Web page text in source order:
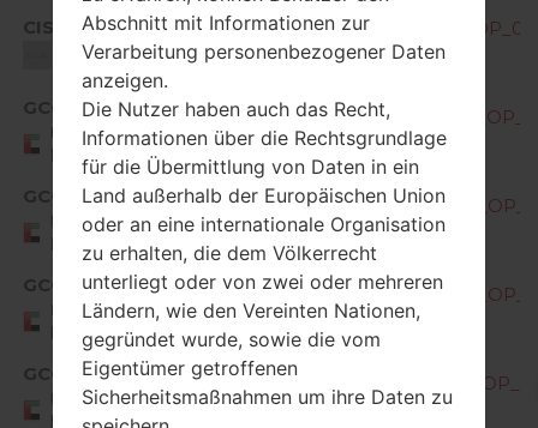
CIS
Unknown
GCC
United Arab
Emirates
GCC
United Arab
Emirates
GCC
United Arab
Emirates
GCC
United Arab
Emirates
Abschnitt mit Informationen zur
Verarbeitung personenbezogener Daten
anzeigen.
Die Nutzer haben auch das Recht,
Informationen über die Rechtsgrundlage
für die Übermittlung von Daten in ein
Land außerhalb der Europäischen Union
oder an eine internationale Organisation
zu erhalten, die dem Völkerrecht
unterliegt oder von zwei oder mehreren
Ländern, wie den Vereinten Nationen,
gegründet wurde, sowie die vom
Eigentümer getroffenen
Sicherheitsmaßnahmen um ihre Daten zu